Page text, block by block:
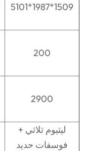
5101*1987*1509
200
2900
ليثيوم ثلاثي +
فوسفات حديد